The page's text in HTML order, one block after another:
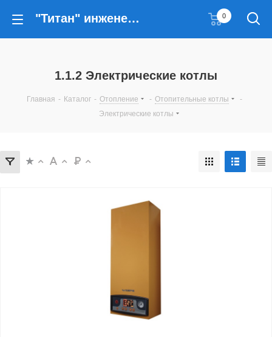
"Титан" инженерные решения 0
1.1.2 Электрические котлы
Главная - Каталог - Отопление - Отопительные котлы
-
Электрические котлы